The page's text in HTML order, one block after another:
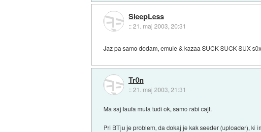
SleepLess
::21. maj 2003, 20:31
Jaz pa samo dodam, emule & kazaa SUCK SUCK SUX s0x
Tr0n
::21. maj 2003, 21:31
Ma saj laufa mula tudi ok, samo rabi cajt.
Pri BTju je problem, da dokaj je kak seeder (uploader), ki